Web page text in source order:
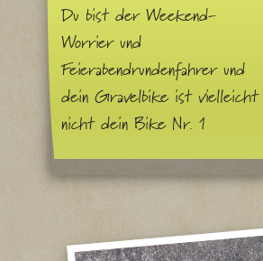
Du bist der Weekend-
Worrier und
Feierabendrundenfahrer und
dein Gravelbike ist vielleicht
nicht dein Bike Nr. 1